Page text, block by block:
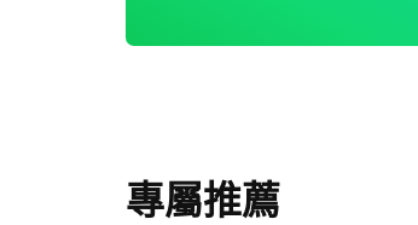
專屬推薦